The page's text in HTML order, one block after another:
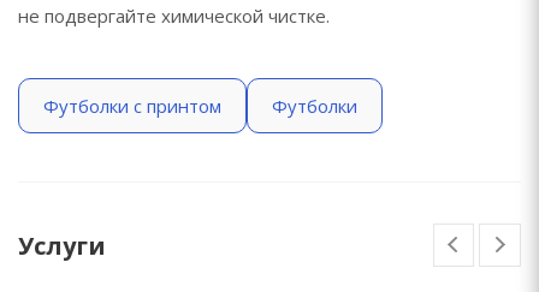
не подвергайте химической чистке.
Футболки с принтом Футболки
Услуги